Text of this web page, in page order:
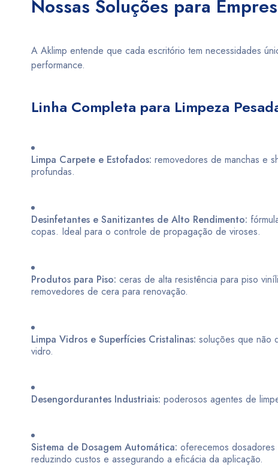
Nossas Soluções para
A Aklimp entende que cada escritório tem necessidades
performance.
Linha Completa para Limpeza
Limpa Carpete e Estofados: removedores de manchas e
profundas.
Desinfetantes e Sanitizantes de Alto Rendimento:
copas. Ideal para o controle de propagação de viroses.
Produtos para Piso: ceras de alta resistência para piso
removedores de cera para renovação.
Limpa Vidros e Superfícies Cristalinas: soluções que não
vidro.
Desengordurantes Industriais: poderosos agentes de
Sistema de Dosagem Automática: oferecemos
reduzindo custos e assegurando a eficácia da aplicação.